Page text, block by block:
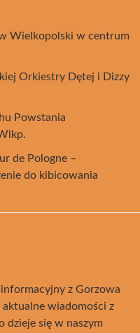
Wielkopolski w centrum
Orkiestry Dętej i Dizzy
Powstania
de Pologne –
do kibicowania
z Gorzowa
wiadomości z
dzieje się w naszym